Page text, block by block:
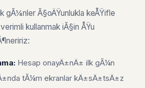
gÃ¼nler Ã§oÄŸunlukla keÅŸifle
kullanmak iÃ§in ÅŸu
Hesap onayÄ±nÄ± ilk gÃ¼n
tÃ¼m ekranlar kÄ±sÄ±tsÄ±z